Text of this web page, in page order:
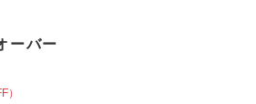
ーバー
）